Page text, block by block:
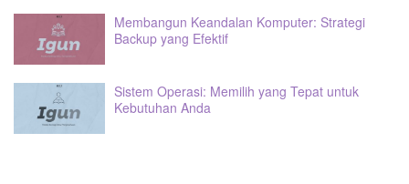
Membangun Keandalan Komputer: Strategi
Backup yang Efektif
Sistem Operasi: Memilih yang Tepat untuk
Kebutuhan Anda